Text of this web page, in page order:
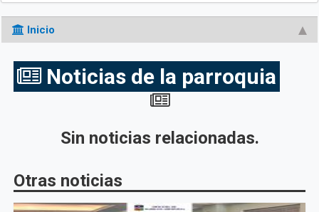
Inicio
Noticias de la parroquia
Sin noticias relacionadas.
Otras noticias